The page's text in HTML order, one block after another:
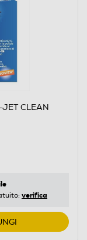
- SANI-JET CLEAN
verifica